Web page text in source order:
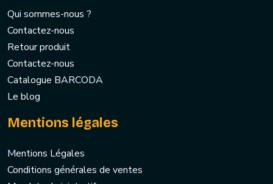
Qui sommes-nous ?
Contactez-nous
Retour produit
Contactez-nous
Catalogue BARCODA
Le blog
Mentions légales
Mentions Légales
Conditions générales de ventes